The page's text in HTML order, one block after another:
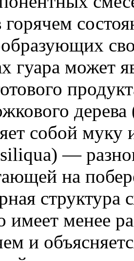
горячем
гуара может
собой муку
—
на
структура
имеет менее
и